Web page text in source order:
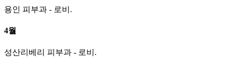
용인 피부과 - 로비.
4월
성산리베리 피부과 - 로비.